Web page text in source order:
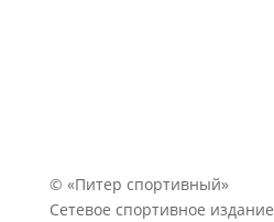
© «Питер спортивный»
Сетевое спортивное издание